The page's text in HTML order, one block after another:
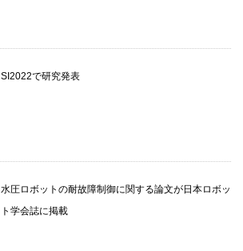
SI2022で研究発表
水圧ロボットの耐故障制御に関する論文が日本ロボッ
ト学会誌に掲載